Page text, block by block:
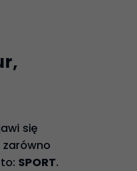
się
zarówno
SPORT.